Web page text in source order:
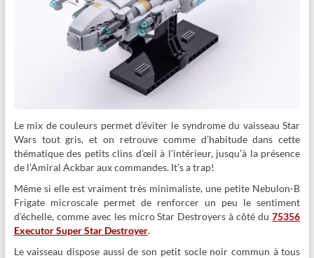
Le mix de couleurs permet d’éviter le syndrome du vaisseau Star
Wars tout gris, et on retrouve comme d’habitude dans cette
thématique des petits clins d’œil à l’intérieur, jusqu’à la présence
de l’Amiral Ackbar aux commandes. It’s a trap!
Même si elle est vraiment très minimaliste, une petite Nebulon-B
Frigate microscale permet de renforcer un peu le sentiment
d’échelle, comme avec les micro Star Destroyers à côté du75356
Executor Super Star Destroyer.
Le vaisseau dispose aussi de son petit socle noir commun à tous